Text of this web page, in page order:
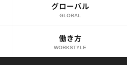
グローバル
GLOBAL
働き方
WORKSTYLE